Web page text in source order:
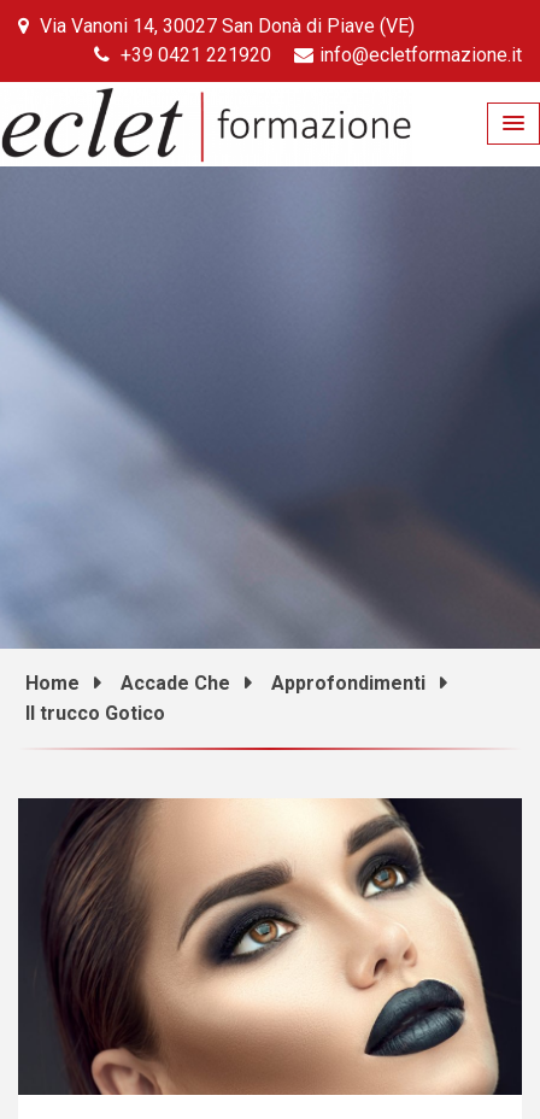
Skip
Via Vanoni 14, 30027 San Donà di Piave (VE)
+39 0421 221920
info@ecletformazione.it
Home Accade Che
Approfondimenti
Il trucco Gotico